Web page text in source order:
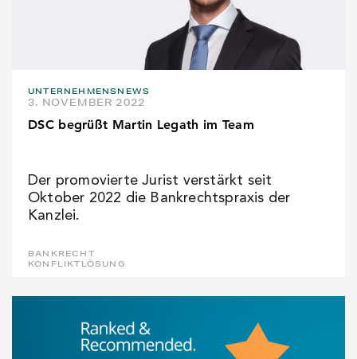
KARRIERE
UNTERNEHMENSNEWS
3. NOVEMBER 2022
DSC begrüßt Martin Legath im Team
Der promovierte Jurist verstärkt seit
Oktober 2022 die Bankrechtspraxis der
Kanzlei.
BANKRECHT
KONFLIKTLÖSUNG